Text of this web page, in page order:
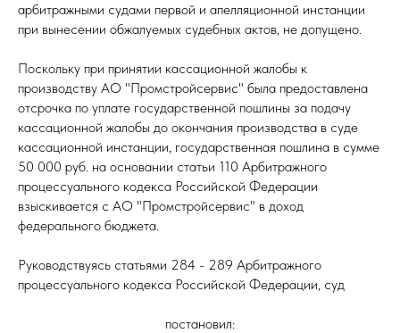
арбитражными судами первой и апелляционной инстанции
при вынесении обжалуемых судебных актов, не допущено.
Поскольку при принятии кассационной жалобы к
производству АО "Промстройсервис" была предоставлена
отсрочка по уплате государственной пошлины за подачу
кассационной жалобы до окончания производства в суде
кассационной инстанции, государственная пошлина в сумме
50 000 руб. на основании статьи 110 Арбитражного
процессуального кодекса Российской Федерации
взыскивается с АО "Промстройсервис" в доход
федерального бюджета.
Руководствуясь статьями 284 - 289 Арбитражного
процессуального кодекса Российской Федерации, суд
постановил: